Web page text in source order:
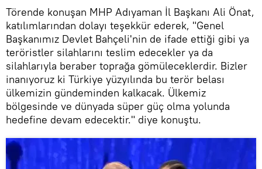
Törende konuşan MHP Adıyaman İl Başkanı Ali Önat,
katılımlarından dolayı teşekkür ederek, "Genel
Başkanımız Devlet Bahçeli'nin de ifade ettiği gibi ya
teröristler silahlarını teslim edecekler ya da
silahlarıyla beraber toprağa gömüleceklerdir. Bizler
inanıyoruz ki Türkiye yüzyılında bu terör belası
ülkemizin gündeminden kalkacak. Ülkemiz
bölgesinde ve dünyada süper güç olma yolunda
hedefine devam edecektir." diye konuştu.